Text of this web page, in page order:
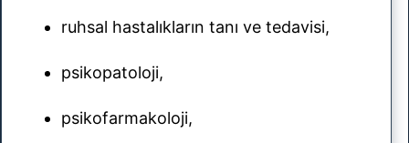
ruhsal hastalıkların tanı ve tedavisi,
psikopatoloji,
psikofarmakoloji,